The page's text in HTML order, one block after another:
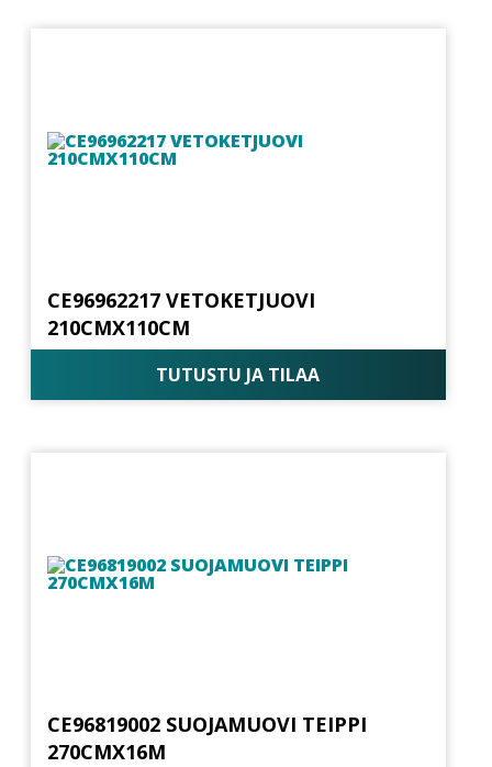
CE96962217 VETOKETJUOVI
210CMX110CM
TUTUSTU JA TILAA
CE96819002 SUOJAMUOVI TEIPPI
270CMX16M